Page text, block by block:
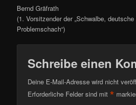
Bernd Gräfrath
(1. Vorsitzender der „Schwalbe,
Problemschach“)
Schreibe einen
Deine E-Mail-Adresse wird nicht
Erforderliche Felder sind mit*